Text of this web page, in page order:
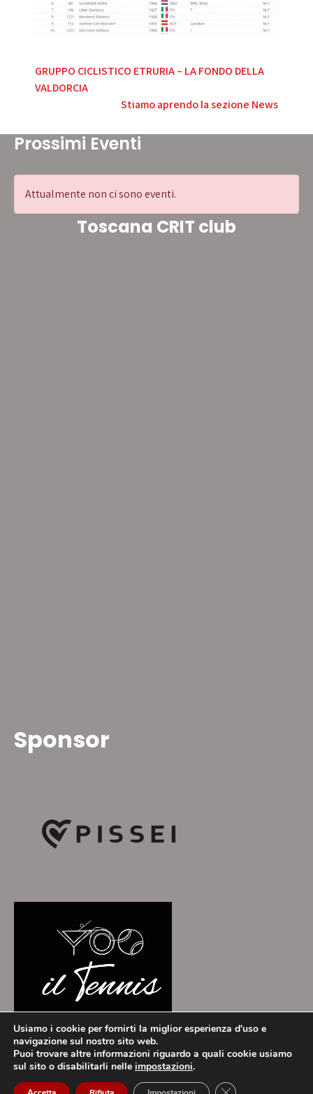
Navigazione
articoli
GRUPPO CICLISTICO ETRURIA – LA FONDO DELLA
VALDORCIA
Stiamo aprendo la sezione News
Prossimi Eventi
Attualmente non ci sono eventi.
Toscana CRIT club
Sponsor
ToscanaCRIT - Theme by Grace Themes
Privacy Policy
Cookie Policy
Usiamo i cookie per fornirti la miglior esperienza d'uso e
navigazione sul nostro sito web.
Puoi trovare altre informazioni riguardo a quali cookie usiamo
sul sito o disabilitarli nelle impostazioni.
Close GDPR